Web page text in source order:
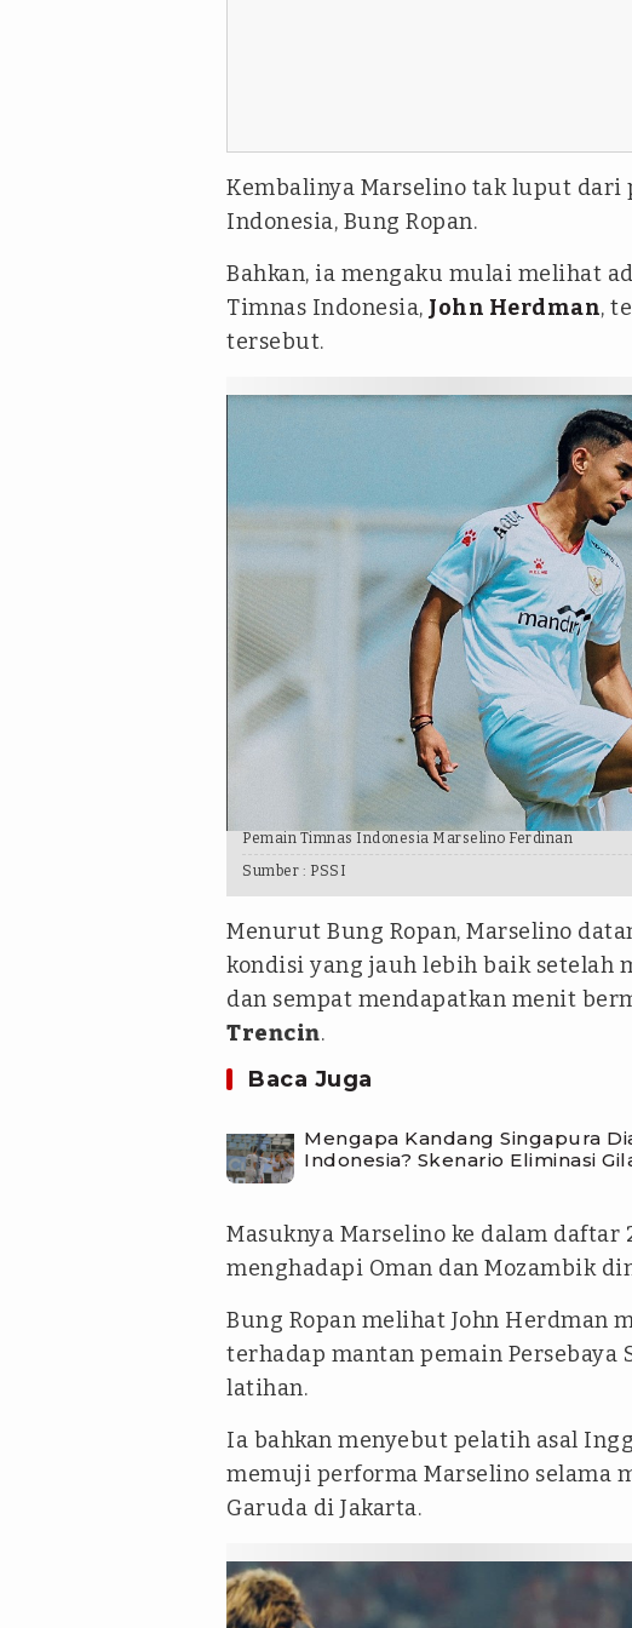
Kembalinya Marselino tak luput dari
Indonesia, Bung Ropan.
Bahkan, ia mengaku mulai melihat
Timnas Indonesia, John Herdman,
tersebut.
Pemain Timnas Indonesia Marselino Ferdinan
Sumber : PSSI
Menurut Bung Ropan, Marselino
kondisi yang jauh lebih baik setelah
dan sempat mendapatkan menit
Trencin.
Baca Juga
Mengapa Kandang Singapura
Indonesia? Skenario Eliminasi
Masuknya Marselino ke dalam
menghadapi Oman dan Mozambik
Bung Ropan melihat John Herdman
terhadap mantan pemain Persebaya
latihan.
Ia bahkan menyebut pelatih asal
memuji performa Marselino selama
Garuda di Jakarta.